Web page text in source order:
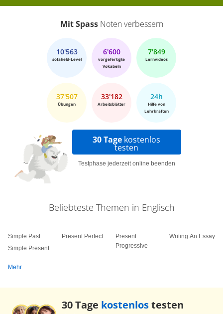
Übungen
Mit SpassNoten verbessern
10'563
sofaheld-Level
6'600
vorgefertigte
Vokabeln
7'849
Lernvideos
37'507
Übungen
33'182
Arbeitsblätter
24h
Hilfe von
Lehrkräften
30 Tage kostenlos
testen
Testphase jederzeit online beenden
Beliebteste Themen in Englisch
Simple Past
Simple Present
Present Perfect
Present
Progressive
Writing An Essay
Mehr
30 Tage kostenlostesten